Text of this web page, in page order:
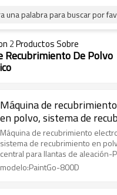
una palabra para buscar por
2Productos Sobre
Recubrimiento De Polvo
Máquina de
en polvo, sistema de
polvo Maquinaria central
aleación-PaintGo 800D
Máquina de recubrimiento
sistema de recubrimiento en
central para llantas de aleación-
modelo:PaintGo-800D